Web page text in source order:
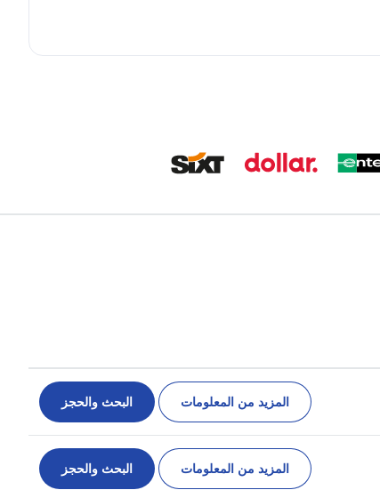
المزيد من المعلومات البحث والحجز
المزيد من المعلومات البحث والحجز